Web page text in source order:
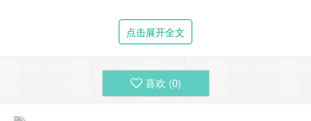
4. 方法四：运行“Regsvr32vbscript”。和“Regsvr32 jscript”。dl
l“成功，但“我的电脑”仍然不能显示移动U盘字符。
5. 方法五：运行“MMC”，转到控制台的“添加/删除单元”，
在“独立”项中，添加“磁盘管理”/“可移动磁盘”，保存并退
出，“控制台1”上找不到移动u盘，“我的电脑”仍然无法显示移
点击展开全文
喜欢 (0)